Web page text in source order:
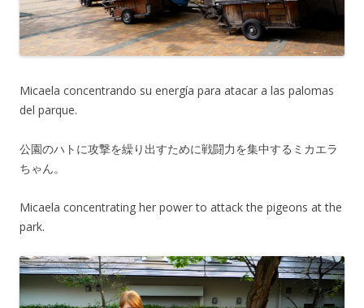
Micaela concentrando su energía para atacar a las palomas
del parque.
公園のハトに攻撃を繰り出すために戦闘力を集中するミカエラ
ちゃん。
Micaela concentrating her power to attack the pigeons at the
park.